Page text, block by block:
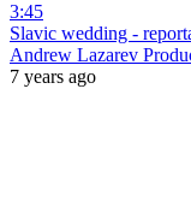
3:45
Slavic wedding -
Andrew Lazarev
7 years ago